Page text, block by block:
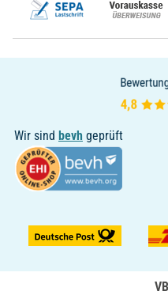
Wir sind bevh geprüft